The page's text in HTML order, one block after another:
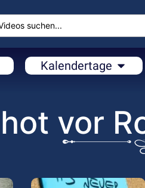
Kalendertage
vor